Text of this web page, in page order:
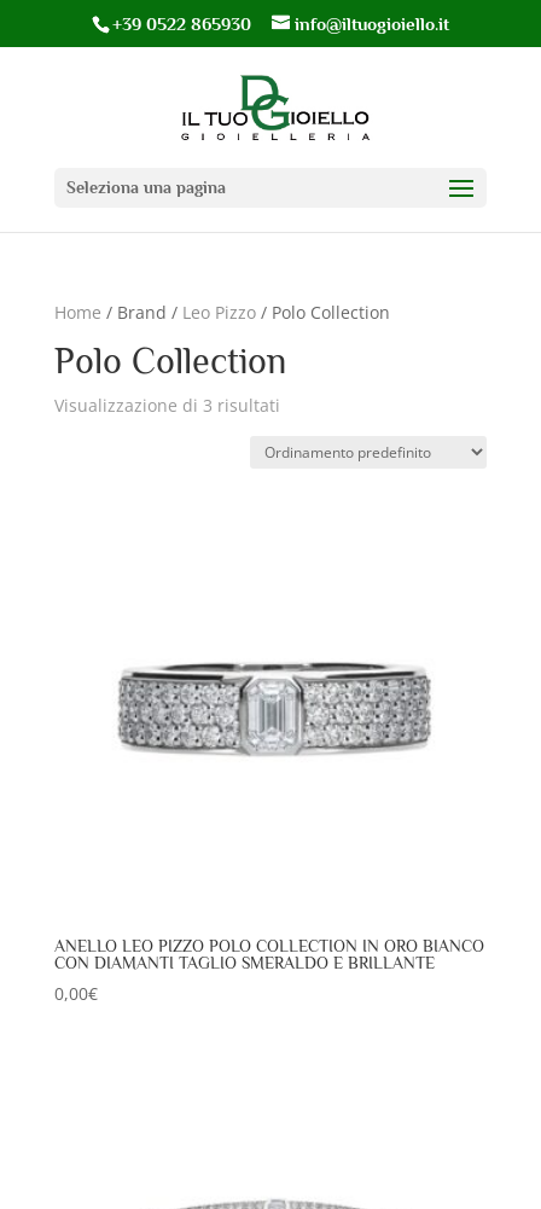
+39 0522 865930 info@iltuogioiello.it
Seleziona una pagina
Home / Brand / Leo Pizzo/ Polo Collection
Polo Collection
Visualizzazione di 3 risultati
ANELLO LEO PIZZO POLO COLLECTION IN ORO BIANCO
CON DIAMANTI TAGLIO SMERALDO E BRILLANTE
0,00€